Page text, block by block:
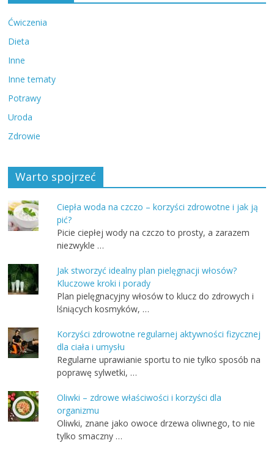
Ćwiczenia
Dieta
Inne
Inne tematy
Potrawy
Uroda
Zdrowie
Warto spojrzeć
Ciepła woda na czczo – korzyści zdrowotne i jak ją
pić?
Picie ciepłej wody na czczo to prosty, a zarazem
niezwykle …
Jak stworzyć idealny plan pielęgnacji włosów?
Kluczowe kroki i porady
Plan pielęgnacyjny włosów to klucz do zdrowych i
lśniących kosmyków, …
Korzyści zdrowotne regularnej aktywności fizycznej
dla ciała i umysłu
Regularne uprawianie sportu to nie tylko sposób na
poprawę sylwetki, …
Oliwki – zdrowe właściwości i korzyści dla
organizmu
Oliwki, znane jako owoce drzewa oliwnego, to nie
tylko smaczny …